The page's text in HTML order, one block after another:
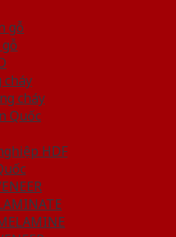
gỗ
cháy
cháy
Quốc
HDF